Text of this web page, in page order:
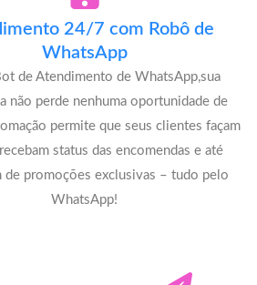
24/7 com Robô de
WhatsApp
de Atendimento de WhatsApp,sua
não perde nenhuma oportunidade de
permite que seus clientes façam
status das encomendas e até
de promoções exclusivas – tudo pelo
WhatsApp!